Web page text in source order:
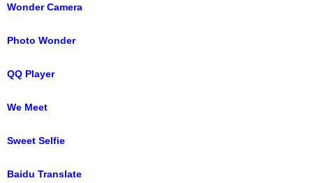
Wonder Camera
Photo Wonder
QQ Player
We Meet
Sweet Selfie
Baidu Translate